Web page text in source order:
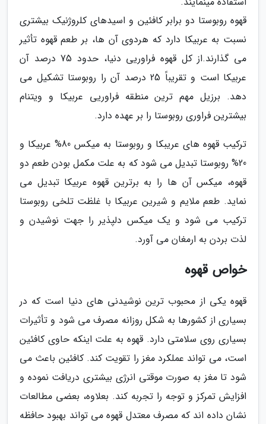
قهوه روبوستا دو برابر کافئین و اسیدهای کلروژنیک بیشتری
نسبت به عربیکا دارد که هردوی آن ها، بر طعم قهوه تأثیر
می گذارند.از کل قهوه فراوریی دنیا، حدود 75 درصد آن
عربیکا است و تقریباً 25 درصد آن را روبوستا تشکیل می
دهد. برزیل مهم ترین منطقه فراوریی عربیکا و ویتنام
بیشترین فراوری روبوستا را بر عهده دارد.
ترکیب قهوه های عریبکا و روبوستا به میکس 80% عربیکا و
20% روبوستا تبدیل می شود که به علت مکمل بودن طعم دو
قهوه، میکس آن ها را به برترین قهوه عربیکا تبدیل می
نماید. طعم ملایم و شیرین عربیکا با غلظت تلخی روبوستا
ترکیب می شود و یک میکس دلپذیر را جهت نوشیدن و
لذت بردن به ارمغان می آورد.
خواص قهوه
قهوه یکی از محبوب ترین نوشیدنی های دنیا است که در
بسیاری از کشورها به شکل روزانه مصرف می شود و تأثیرات
بسیاری روی سلامتی دارد. قهوه به علت اینکه حاوی کافئین
است، می تواند عملکرد مغز را تقویت کند. کافئین باعث می
شود تا مغز به صورت موقتی انرژی بیشتری دریافت نموده و
افزایش تمرکز و توجه را تجربه کند. بعلاوه، بعضی مطالعات
نشان داده اند که مصرف معتدل قهوه می تواند بهبود حافظه